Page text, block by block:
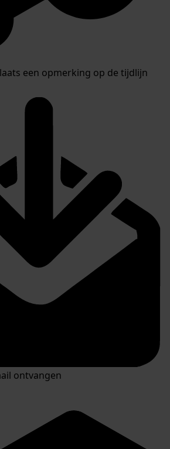
een opmerking op de tijdlijn
ontvangen